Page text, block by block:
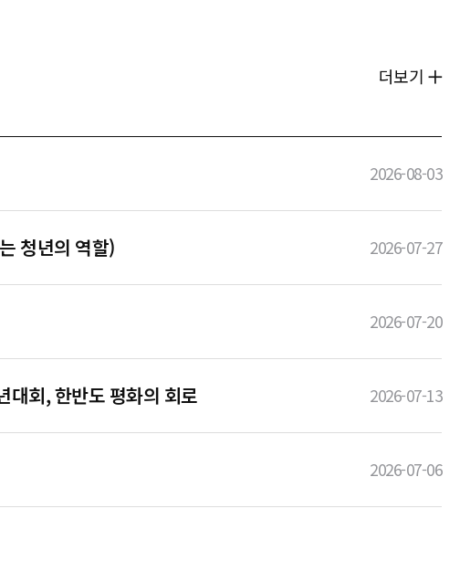
더보기
2026-08-03
청년의 역할) 2026-07-27
2026-07-20
대회, 한반도 평화의 회로 2026-07-13
2026-07-06